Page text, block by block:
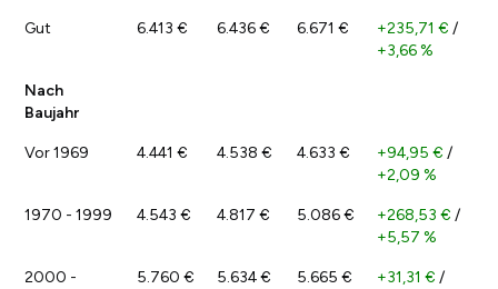
Gut 6.413 € 6.436 € 6.671 € +235,71 € /
+3,66 %
Nach
Baujahr
Vor 1969 4.441 € 4.538 € 4.633 € +94,95 € /
+2,09 %
1970 - 1999 4.543 € 4.817 € 5.086 € +268,53 € /
+5,57 %
2000 -
5.760 € 5.634 € 5.665 € +31,31 € /